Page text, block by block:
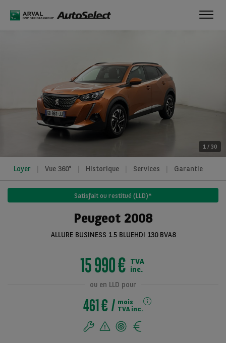
1 / 30
Voir toutes les
Loyer Vue 360° Historique Services Garantie
Satisfait ou restitué (LLD)*
Peugeot 2008
ALLURE BUSINESS 1.5 BLUEHDI 130 BVA8
15 990 € TVA
inc.
ou en LLD pour
461 €
mois
TVA inc.